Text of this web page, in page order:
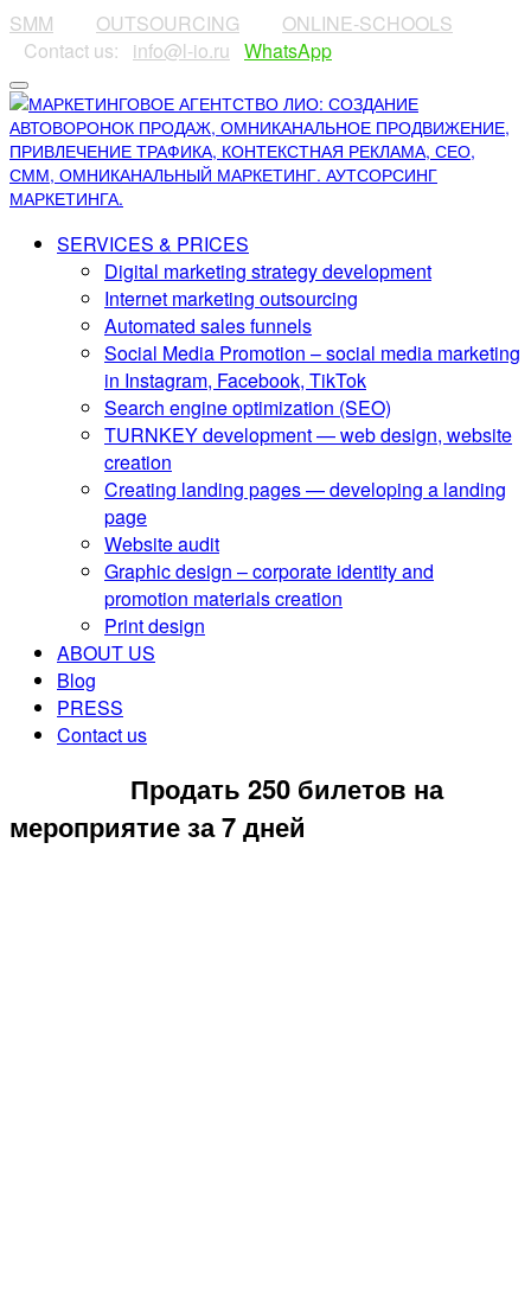
SMM OUTSOURCING
ONLINE-SCHOOLS
⠀Contact us:⠀ info@l-io.ru WhatsApp
SERVICES & PRICES
Digital marketing strategy development
Internet marketing outsourcing
Automated sales funnels
Social Media Promotion – social media marketing
in Instagram, Facebook, TikTok
Search engine optimization (SEO)
TURNKEY development — web design, website
creation
Creating landing pages — developing a landing
page
Website audit
Graphic design – corporate identity and
promotion materials creation
Print design
ABOUT US
Blog
PRESS
Contact us
Продать 250 билетов на
мероприятие за 7 дней